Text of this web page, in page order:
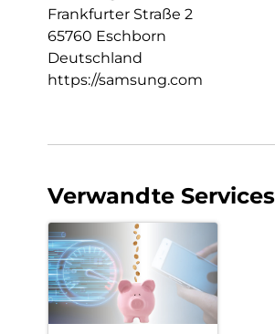
Frankfurter Straße 2
65760 Eschborn
Deutschland
https://samsung.com
Verwandte Services